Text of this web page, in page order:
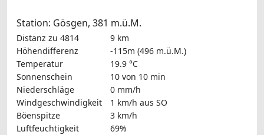
Station: Gösgen, 381 m.ü.M.
Distanz zu 4814
9 km
Höhendifferenz
-115m (496 m.ü.M.)
Temperatur
19.9 °C
Sonnenschein
10 von 10 min
Niederschläge
0 mm/h
Windgeschwindigkeit
1 km/h aus SO
Böenspitze
3 km/h
Luftfeuchtigkeit
69%